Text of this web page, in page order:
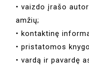
• vaizdo įrašo
amžių;
• kontaktinę
• pristatomos
• vardą ir pavardę